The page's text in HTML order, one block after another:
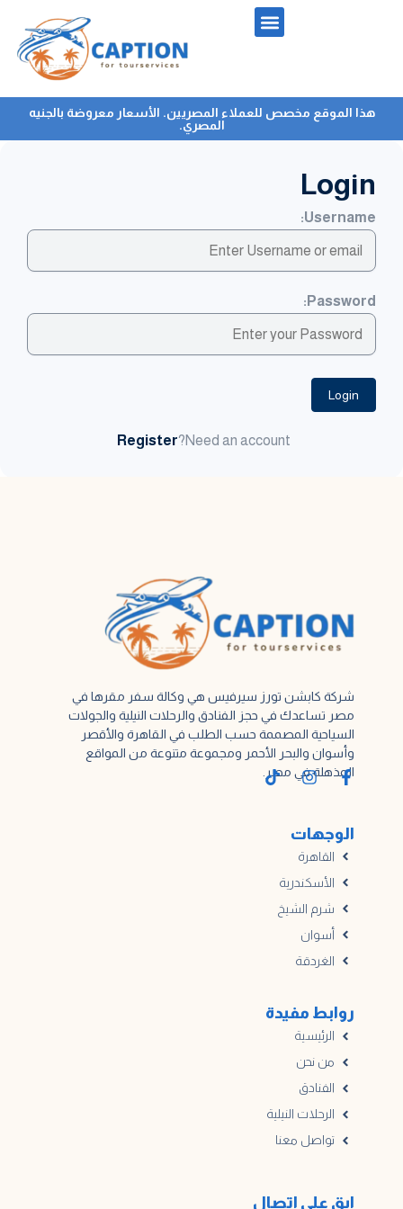
هذا الموقع مخصص للعملاء المصريين. الأسعار معروضة بالجنيه
المصري.
Login
Username:
Password:
Login
Need an account?
Register
شركة كابشن تورز سيرفيس هي وكالة سفر مقرها في
مصر تساعدك في حجز الفنادق والرحلات النيلية والجولات
السياحية المصممة حسب الطلب في القاهرة والأقصر
وأسوان والبحر الأحمر ومجموعة متنوعة من المواقع
المذهلة في مصر.
روابط مفيدة
الرئيسية
من نحن
الفنادق
الرحلات النيلية
تواصل معنا
الوجهات
القاهرة
الأسكندرية
شرم الشيخ
أسوان
الغردقة
ابق على اتصال